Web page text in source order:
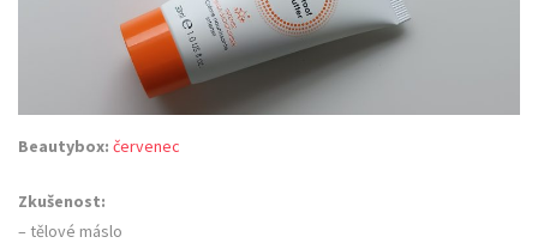
Beautybox: červenec
Zkušenost:
– tělové máslo